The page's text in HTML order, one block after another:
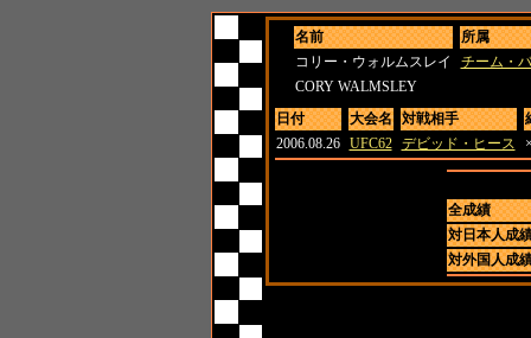
名前
所属
コリー・ウォルムスレイ
チーム・
CORY WALMSLEY
日付
大会名 対戦相手
2006.08.26
UFC62 デビッド・ヒース
全成績
対日本人成
対外国人成